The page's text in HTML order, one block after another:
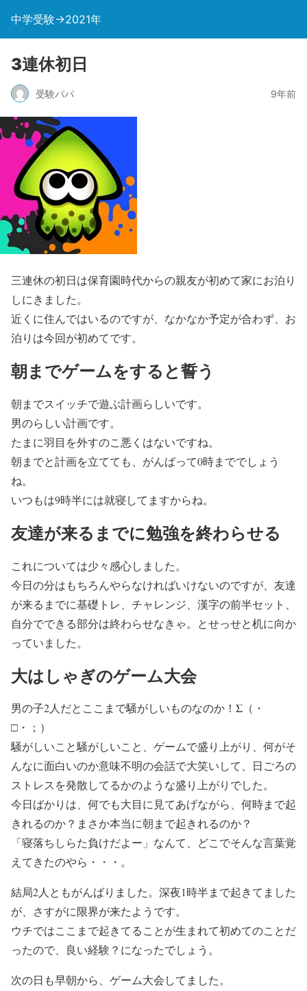
中学受験→2021年
3連休初日
受験パパ 9年前
三連休の初日は保育園時代からの親友が初めて家にお泊り
しにきました。
近くに住んではいるのですが、なかなか予定が合わず、お
泊りは今回が初めてです。
朝までゲームをすると誓う
朝までスイッチで遊ぶ計画らしいです。
男のらしい計画です。
たまに羽目を外すのこ悪くはないですね。
朝までと計画を立てても、がんばって0時まででしょう
ね。
いつもは9時半には就寝してますからね。
友達が来るまでに勉強を終わらせる
これについては少々感心しました。
今日の分はもちろんやらなければいけないのですが、友達
が来るまでに基礎トレ、チャレンジ、漢字の前半セット、
自分でできる部分は終わらせなきゃ。とせっせと机に向か
っていました。
大はしゃぎのゲーム大会
男の子2人だとここまで騒がしいものなのか！Σ（・
□・；）
騒がしいこと騒がしいこと、ゲームで盛り上がり、何がそ
んなに面白いのか意味不明の会話で大笑いして、日ごろの
ストレスを発散してるかのような盛り上がりでした。
今日ばかりは、何でも大目に見てあげながら、何時まで起
きれるのか？まさか本当に朝まで起きれるのか？
「寝落ちしらた負けだよー」なんて、どこでそんな言葉覚
えてきたのやら・・・。
結局2人ともがんばりました。深夜1時半まで起きてました
が、さすがに限界が来たようです。
ウチではここまで起きてることが生まれて初めてのことだ
ったので、良い経験？になったでしょう。
次の日も早朝から、ゲーム大会してました。